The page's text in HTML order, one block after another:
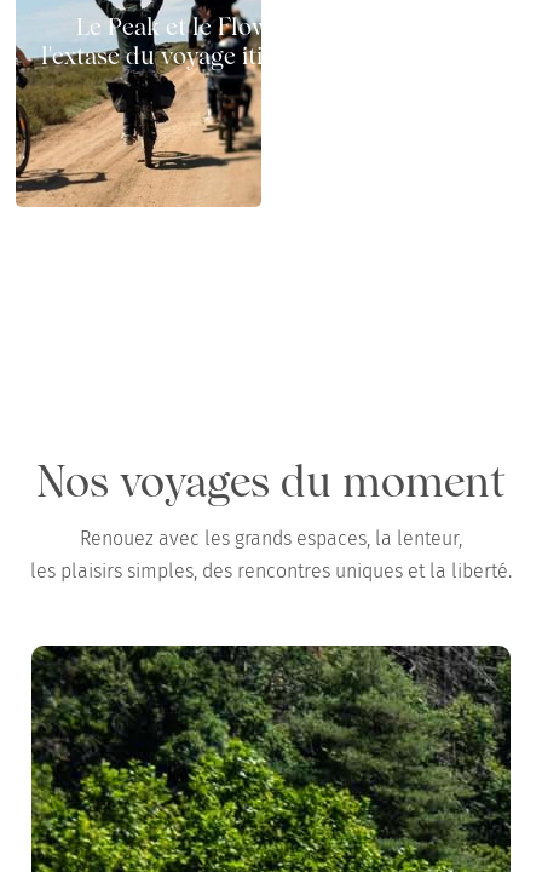
Le Peak et le Flow à vélo électrique :
l'extase du voyage itinérant sur deux roues
Nos voyages du moment
Renouez avec les grands espaces, la lenteur,
les plaisirs simples, des rencontres uniques et la liberté.